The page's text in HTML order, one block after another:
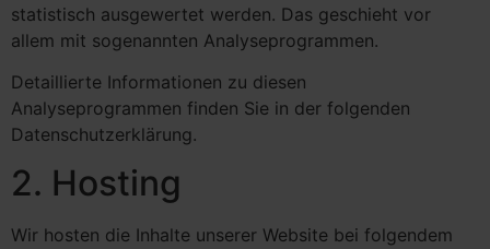
statistisch ausgewertet werden. Das geschieht vor
allem mit sogenannten Analyseprogrammen.
Detaillierte Informationen zu diesen
Analyseprogrammen finden Sie in der folgenden
Datenschutzerklärung.
2. Hosting
Wir hosten die Inhalte unserer Website bei folgendem